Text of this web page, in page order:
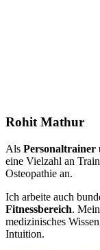
Rohit Mathur
Als
eine Vielzahl an
Osteopathie an.
Ich arbeite auch
Fitnessbereich.
medizinisches
Intuition.